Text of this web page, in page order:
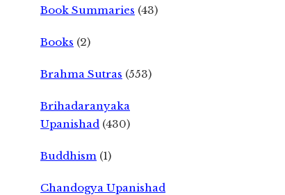
Book Summaries (43)
Books (2)
Brahma Sutras (553)
Brihadaranyaka
Upanishad (430)
Buddhism (1)
Chandogya Upanishad